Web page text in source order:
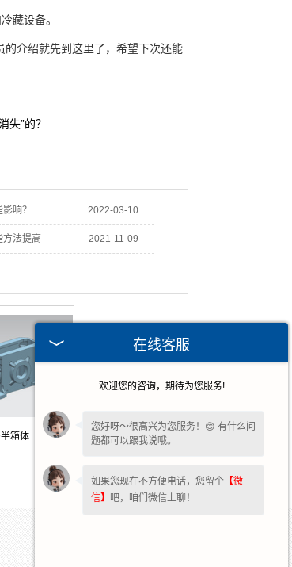
藏设备。
介绍就先到这里了，希望下次还能
失”的？
2022-03-10
响？
2021-11-09
方法提高
箱体
在线客服
欢迎您的咨询，期待为您服务!
您好呀～很高兴为您服务！😊 有什么问
题都可以跟我说哦。
如果您现在不方便电话，您留个 【微
信】 吧，咱们微信上聊！